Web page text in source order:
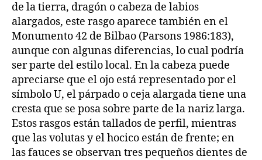
de la tierra, dragón o cabeza de labios
alargados, este rasgo aparece también en el
Monumento 42 de Bilbao (Parsons 1986:183),
aunque con algunas diferencias, lo cual podría
ser parte del estilo local. En la cabeza puede
apreciarse que el ojo está representado por el
símbolo U, el párpado o ceja alargada tiene una
cresta que se posa sobre parte de la nariz larga.
Estos rasgos están tallados de perfil, mientras
que las volutas y el hocico están de frente; en
las fauces se observan tres pequeños dientes de